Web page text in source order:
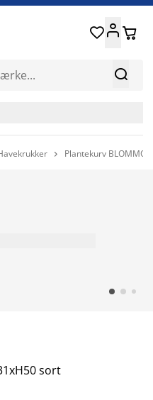

 
 Plantekurv
sort